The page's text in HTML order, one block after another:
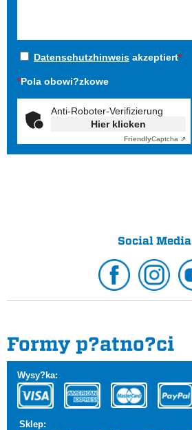
Datenschutzhinweis akzeptiert*
*Pola obowi?zkowe
Anti-Roboter-Verifizierung
Hier klicken
FriendlyCaptcha ⇗
Social Media
Formy p?atno?ci
Wysy?ka:
Sklep: